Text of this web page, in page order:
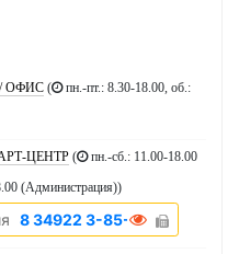
ОФИС (
пн.-пт.: 8.30-18.00, об.:
АРТ-ЦЕНТР (
пн.-сб.: 11.00-18.00
(Администрация))
8 34922 3-85-11